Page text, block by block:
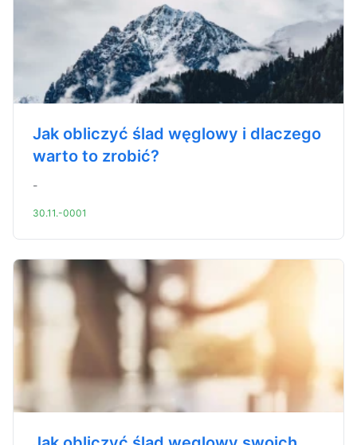
Jak obliczyć ślad węglowy i dlaczego
warto to zrobić?
-
30.11.-0001